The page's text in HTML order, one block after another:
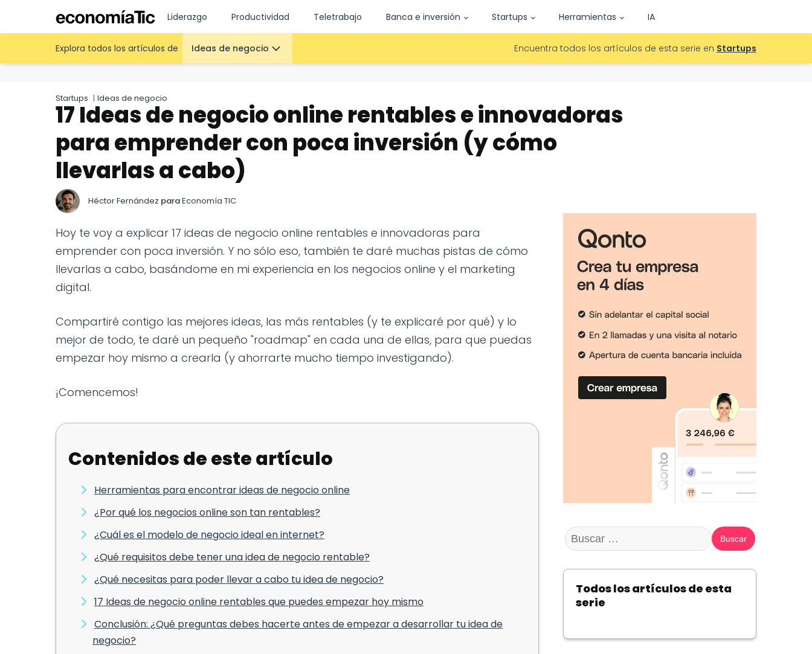
Liderazgo Productividad Teletrabajo Banca e inversión Startups Herramientas IA
Explora todos los artículos de Ideas de negocio Encuentra todos los artículos de esta serie en Startups
Startups | Ideas de negocio
17 Ideas de negocio online rentables e innovadoras
para emprender con poca inversión (y cómo
llevarlas a cabo)
Héctor Fernández paraEconomía TIC
Hoy te voy a explicar 17 ideas de negocio online rentables e innovadoras para
emprender con poca inversión. Y no sólo eso, también te daré muchas pistas de cómo
llevarlas a cabo, basándome en mi experiencia en los negocios online y el marketing
digital.
Compartiré contigo las mejores ideas, las más rentables (y te explicaré por qué) y lo
mejor de todo, te daré un pequeño "roadmap" en cada una de ellas, para que puedas
empezar hoy mismo a crearla (y ahorrarte mucho tiempo investigando).
¡Comencemos!
Contenidos de este artículo
Herramientas para encontrar ideas de negocio online
¿Por qué los negocios online son tan rentables?
¿Cuál es el modelo de negocio ideal en internet?
¿Qué requisitos debe tener una idea de negocio rentable?
¿Qué necesitas para poder llevar a cabo tu idea de negocio?
17 Ideas de negocio online rentables que puedes empezar hoy mismo
Conclusión: ¿Qué preguntas debes hacerte antes de empezar a desarrollar tu idea de
negocio?
Buscar:
Todos los artículos de esta
serie